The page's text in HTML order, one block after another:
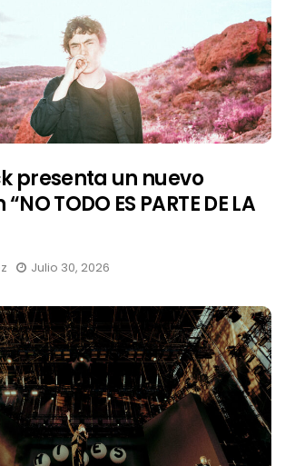
presenta un nuevo
TODO ES PARTE DE LA
Julio 30, 2026